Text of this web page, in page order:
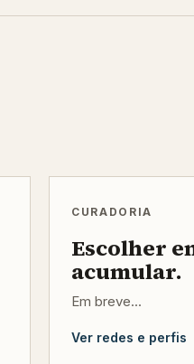
CURADORIA
Escolher
acumular.
Em breve...
Ver redes e perfis